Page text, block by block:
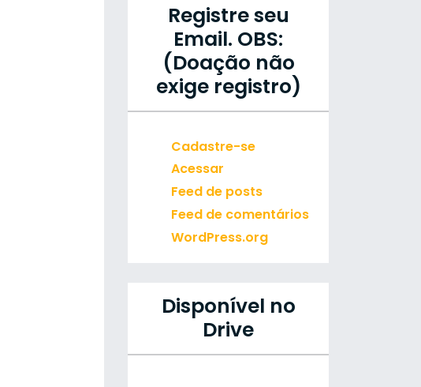
Registre seu
Email. OBS:
(Doação não
exige registro)
Cadastre-se
Acessar
Feed de posts
Feed de comentários
WordPress.org
Disponível no
Drive